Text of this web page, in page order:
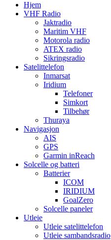
Hjem
VHF Radio
Jaktradio
Maritim VHF
Motorola radio
ATEX radio
Sikringsradio
Satelittelefon
Inmarsat
Iridium
Telefoner
Simkort
Tilbehør
Thuraya
Navigasjon
AIS
GPS
Garmin inReach
Solcelle og batteri
Batterier
ICOM
IRIDIUM
GoalZero
Solcelle paneler
Utleie
Utleie satelittelefon
Utleie sambandsradio